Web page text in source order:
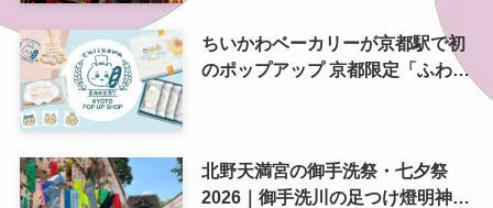
ちいかわベーカリーが京都駅で初
のポップアップ 京都限定「ふわふ
北野天満宮の御手洗祭・七夕祭
2026｜御手洗川の足つけ燈明神事